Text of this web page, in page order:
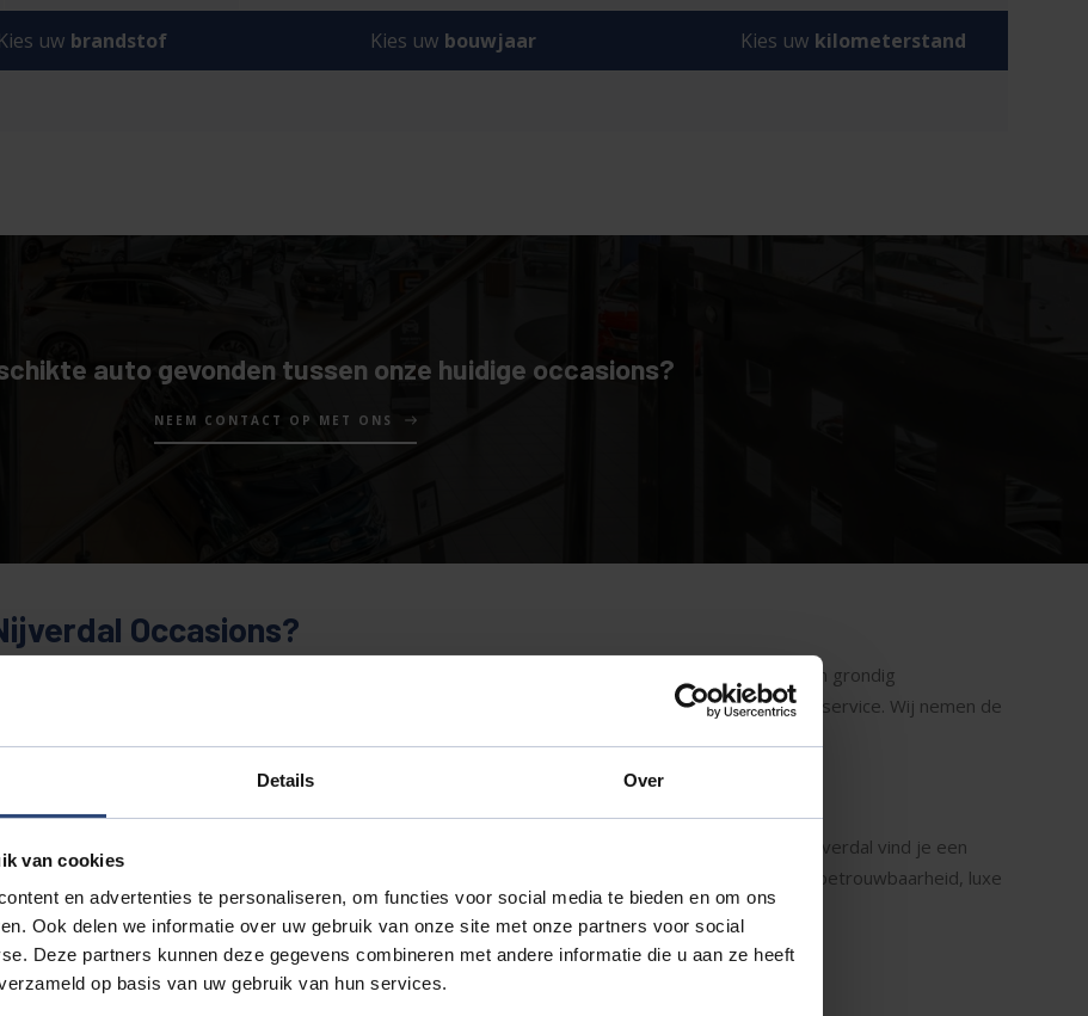
Details Over
van cookies
en advertenties te personaliseren, om functies voor social media te bieden en om ons
Ook delen we informatie over uw gebruik van onze site met onze partners voor social
Deze partners kunnen deze gegevens combineren met andere informatie die u aan ze heeft
op basis van uw gebruik van hun services.
Kies uw brandstof Kies uw bouwjaar Kies uw kilometerstand
auto gevonden tussen onze huidige occasions?
NEEM CONTACT OP MET ONS
Occasions?
kwaliteit, scherpe prijzen en uitgebreide garantievoorwaarden. Al onze occasions worden grondig
complete onderhoudsgeschiedenis. Daarnaast profiteert u van deskundig advies en persoonlijke service. Wij nemen de
ervaring zijn wij hét vertrouwde adres voor occasions in Nijverdal en omstreken.
bij Auto Aaltink
het constante schakelen? Dan is een automaat occasion de perfecte keuze. Bij Auto Aaltink in Nijverdal vind je een
zowel stadsverkeer als lange ritten. Onze zorgvuldig geselecteerde occasions in Nijverdal bieden betrouwbaarheid, luxe
Aaltink, dé specialist in occasions in Nijverdal!